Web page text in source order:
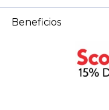
Beneficios